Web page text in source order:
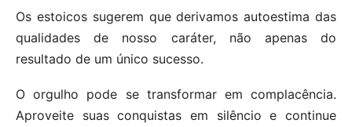
Os estoicos sugerem que derivamos autoestima das
qualidades de nosso caráter, não apenas do
resultado de um único sucesso.
O orgulho pode se transformar em complacência.
Aproveite suas conquistas em silêncio e continue